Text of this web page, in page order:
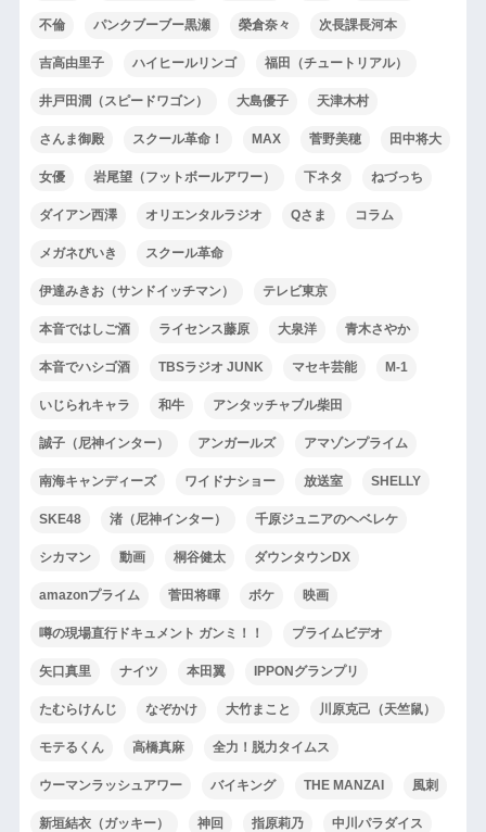
不倫 パンクブーブー黒瀬 榮倉奈々 次長課長河本
吉高由里子 ハイヒールリンゴ 福田（チュートリアル）
井戸田潤（スピードワゴン） 大島優子 天津木村
さんま御殿 スクール革命！ MAX 菅野美穂 田中将大
女優 岩尾望（フットボールアワー） 下ネタ ねづっち
ダイアン西澤 オリエンタルラジオ Qさま コラム
メガネびいき スクール革命
伊達みきお（サンドイッチマン） テレビ東京
本音ではしご酒 ライセンス藤原 大泉洋 青木さやか
本音でハシゴ酒 TBSラジオ JUNK マセキ芸能 M-1
いじられキャラ 和牛 アンタッチャブル柴田
誠子（尼神インター） アンガールズ アマゾンプライム
南海キャンディーズ ワイドナショー 放送室 SHELLY
SKE48 渚（尼神インター） 千原ジュニアのヘベレケ
シカマン 動画 桐谷健太 ダウンタウンDX
amazonプライム 菅田将暉 ボケ 映画
噂の現場直行ドキュメント ガンミ！！ プライムビデオ
矢口真里 ナイツ 本田翼 IPPONグランプリ
たむらけんじ なぞかけ 大竹まこと 川原克己（天竺鼠）
モテるくん 高橋真麻 全力！脱力タイムス
ウーマンラッシュアワー バイキング THE MANZAI 風刺
新垣結衣（ガッキー） 神回 指原莉乃 中川パラダイス